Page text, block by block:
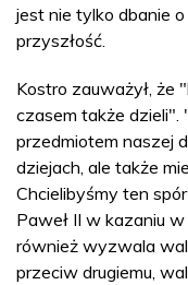
jest nie tylko dbanie
przyszłość.
Kostro zauważył, że
czasem także dzieli".
przedmiotem naszej
dziejach, ale także
Chcielibyśmy ten
Paweł II w kazaniu
również wyzwala
przeciw drugiemu,